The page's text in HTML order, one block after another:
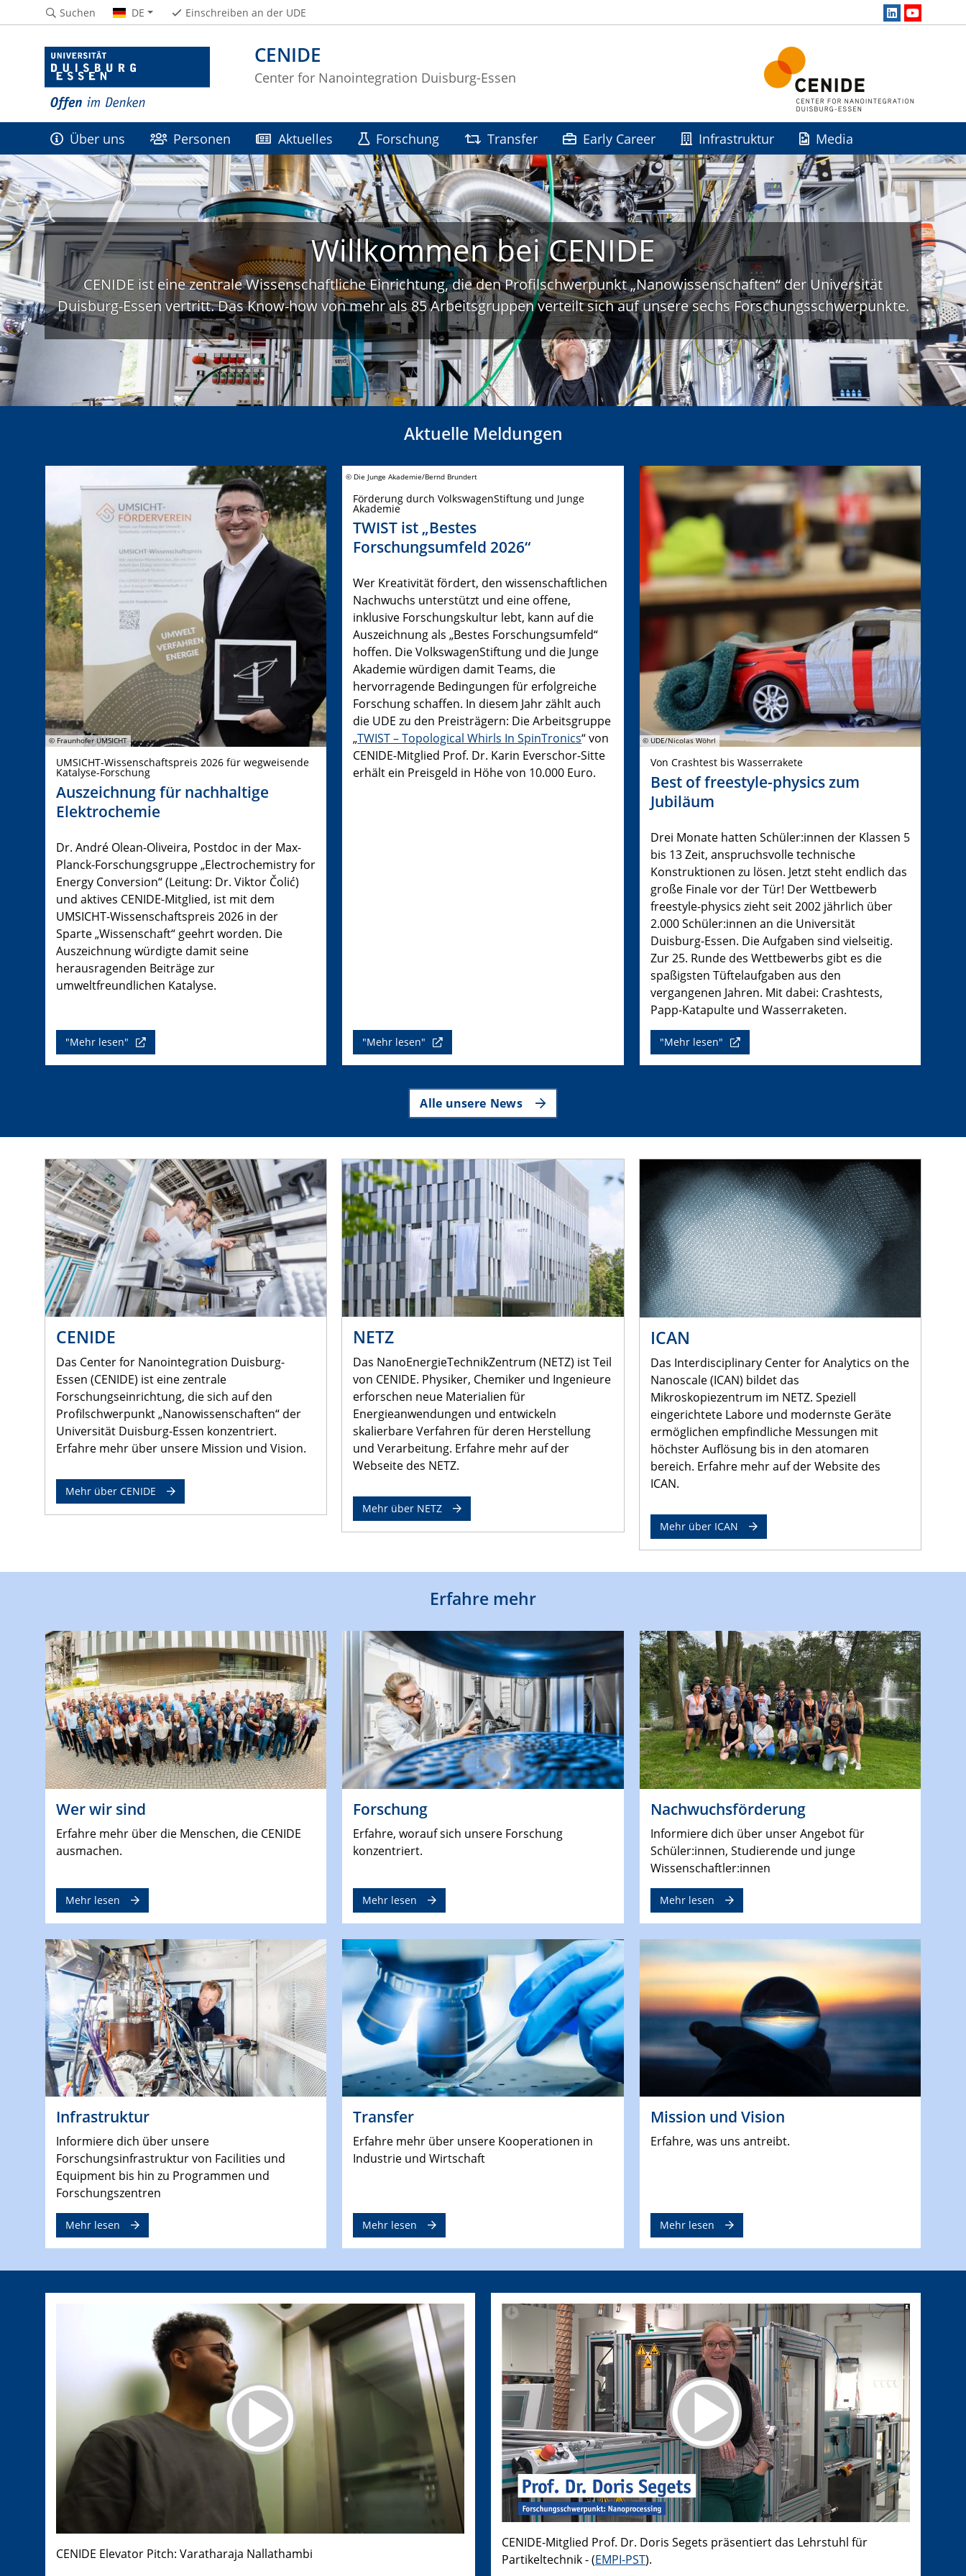
CENIDE
Center for Nanointegration Duisburg-Essen
Suchen DE Einschreiben an der UDE
Über uns Personen Aktuelles Forschung Transfer Early Career Infrastruktur Media
Willkommen bei CENIDE
CENIDE ist eine zentrale Wissenschaftliche Einrichtung, die den Profilschwerpunkt „Nanowissenschaften“ der Universität
Duisburg-Essen vertritt. Das Know-how von mehr als 85 Arbeitsgruppen verteilt sich auf unsere sechs Forschungsschwerpunkte.
Aktuelle Meldungen
© Fraunhofer UMSICHT
UMSICHT-Wissenschaftspreis 2026 für wegweisende
Katalyse-Forschung
Auszeichnung für nachhaltige
Elektrochemie
Dr. André Olean-Oliveira, Postdoc in der Max-
Planck-Forschungsgruppe „Electrochemistry for
Energy Conversion“ (Leitung: Dr. Viktor Čolić)
und aktives CENIDE-Mitglied, ist mit dem
UMSICHT-Wissenschaftspreis 2026 in der
Sparte „Wissenschaft“ geehrt worden. Die
Auszeichnung würdigte damit seine
herausragenden Beiträge zur
umweltfreundlichen Katalyse.
"Mehr lesen"
© Die Junge Akademie/Bernd Brundert
Förderung durch VolkswagenStiftung und Junge
Akademie
TWIST ist „Bestes
Forschungsumfeld 2026“
Wer Kreativität fördert, den wissenschaftlichen
Nachwuchs unterstützt und eine offene,
inklusive Forschungskultur lebt, kann auf die
Auszeichnung als „Bestes Forschungsumfeld“
hoffen. Die VolkswagenStiftung und die Junge
Akademie würdigen damit Teams, die
hervorragende Bedingungen für erfolgreiche
Forschung schaffen. In diesem Jahr zählt auch
die UDE zu den Preisträgern: Die Arbeitsgruppe
„TWIST – Topological Whirls In SpinTronics“ von
CENIDE-Mitglied Prof. Dr. Karin Everschor-Sitte
erhält ein Preisgeld in Höhe von 10.000 Euro.
"Mehr lesen"
© UDE/Nicolas Wöhrl
Von Crashtest bis Wasserrakete
Best of freestyle-physics zum
Jubiläum
Drei Monate hatten Schüler:innen der Klassen 5
bis 13 Zeit, anspruchsvolle technische
Konstruktionen zu lösen. Jetzt steht endlich das
große Finale vor der Tür! Der Wettbewerb
freestyle-physics zieht seit 2002 jährlich über
2.000 Schüler:innen an die Universität
Duisburg-Essen. Die Aufgaben sind vielseitig.
Zur 25. Runde des Wettbewerbs gibt es die
spaßigsten Tüftelaufgaben aus den
vergangenen Jahren. Mit dabei: Crashtests,
Papp-Katapulte und Wasserraketen.
"Mehr lesen"
Alle unsere News
CENIDE
Das Center for Nanointegration Duisburg-
Essen (CENIDE) ist eine zentrale
Forschungseinrichtung, die sich auf den
Profilschwerpunkt „Nanowissenschaften“ der
Universität Duisburg-Essen konzentriert.
Erfahre mehr über unsere Mission und Vision.
Mehr über CENIDE
NETZ
Das NanoEnergieTechnikZentrum (NETZ) ist Teil
von CENIDE. Physiker, Chemiker und Ingenieure
erforschen neue Materialien für
Energieanwendungen und entwickeln
skalierbare Verfahren für deren Herstellung
und Verarbeitung. Erfahre mehr auf der
Webseite des NETZ.
Mehr über NETZ
ICAN
Das Interdisciplinary Center for Analytics on the
Nanoscale (ICAN) bildet das
Mikroskopiezentrum im NETZ. Speziell
eingerichtete Labore und modernste Geräte
ermöglichen empfindliche Messungen mit
höchster Auflösung bis in den atomaren
bereich. Erfahre mehr auf der Website des
ICAN.
Mehr über ICAN
Erfahre mehr
Wer wir sind
Erfahre mehr über die Menschen, die CENIDE
ausmachen.
Mehr lesen
Forschung
Erfahre, worauf sich unsere Forschung
konzentriert.
Mehr lesen
Nachwuchsförderung
Informiere dich über unser Angebot für
Schüler:innen, Studierende und junge
Wissenschaftler:innen
Mehr lesen
Infrastruktur
Informiere dich über unsere
Forschungsinfrastruktur von Facilities und
Equipment bis hin zu Programmen und
Forschungszentren
Mehr lesen
Transfer
Erfahre mehr über unsere Kooperationen in
Industrie und Wirtschaft
Mehr lesen
Mission und Vision
Erfahre, was uns antreibt.
Mehr lesen
CENIDE Elevator Pitch: Varatharaja Nallathambi
CENIDE-Mitglied Prof. Dr. Doris Segets präsentiert das Lehrstuhl für
Partikeltechnik - (EMPI-PST).